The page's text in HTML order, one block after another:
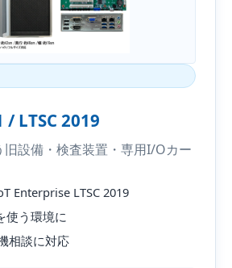
/ LTSC 2019
旧設備・検査装置・専用I/Oカー
Enterprise LTSC 2019
使う環境に
相談に対応